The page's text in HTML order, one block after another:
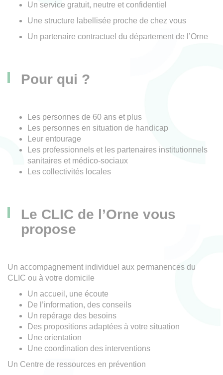
Un service gratuit, neutre et confidentiel
Une structure labellisée proche de chez vous
Un partenaire contractuel du département de l’Orne
Pour qui ?
Les personnes de 60 ans et plus
Les personnes en situation de handicap
Leur entourage
Les professionnels et les partenaires institutionnels
sanitaires et médico-sociaux
Les collectivités locales
Le CLIC de l’Orne vous
propose
Un accompagnement individuel aux permanences du
CLIC ou à votre domicile
Un accueil, une écoute
De l’information, des conseils
Un repérage des besoins
Des propositions adaptées à votre situation
Une orientation
Une coordination des interventions
Un Centre de ressources en prévention